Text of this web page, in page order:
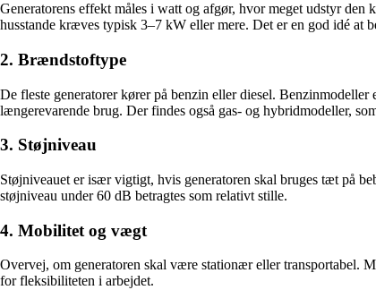
Generatorens effekt måles i watt og afgør, hvor meget udstyr
husstande kræves typisk 3–7 kW eller mere. Det er en god idé at
2. Brændstoftype
De fleste generatorer kører på benzin eller diesel.
længerevarende brug. Der findes også gas- og hybridmodeller,
3. Støjniveau
Støjniveauet er især vigtigt, hvis generatoren skal bruges tæt på
støjniveau under 60 dB betragtes som relativt stille.
4. Mobilitet og vægt
Overvej, om generatoren skal være stationær eller transportabel.
for fleksibiliteten i arbejdet.